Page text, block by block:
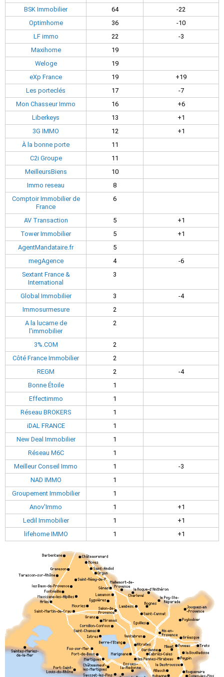
BSK Immobilier
64
-22
Optimhome
36
-10
LF immo
22
-3
Maxihome
19
Weloge
19
eXp France
19
+19
Les porteclés
17
-7
Mon Chasseur Immo
16
+6
Liberkeys
13
+1
3G IMMO
12
+1
À la bonne porte
11
C2i Groupe
11
MeilleursBiens
10
Immo reseau
8
Comptoir Immobilier de
France
6
AV Transaction 5
+1
Tower Immobilier
5
+1
AgentMandataire.fr
5
megAgence
4
-6
Sextant France &
International
3
Global Immobilier 3
-4
Immosurmesure
2
A la lucarne de
l'immobilier
2
3%.COM
2
Côté France Immobilier
2
REGM
2
-4
Bonne Étoile
1
Effectimmo
1
Réseau BROKERS
1
iDAL FRANCE
1
New Deal Immobilier
1
Réseau M6C
1
Meilleur Conseil Immo
1
-3
NAD IMMO
1
Groupement Immobilier
1
Anov'Immo
1
+1
Ledil Immobilier
1
+1
lifehome IMMO
1 +1